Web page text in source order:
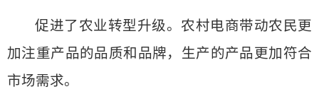
促进了农业转型升级。农村电商带动农民更
加注重产品的品质和品牌，生产的产品更加符合
市场需求。